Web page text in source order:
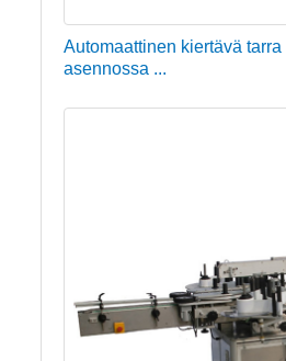
Automaattinen kiertävä
asennossa ...